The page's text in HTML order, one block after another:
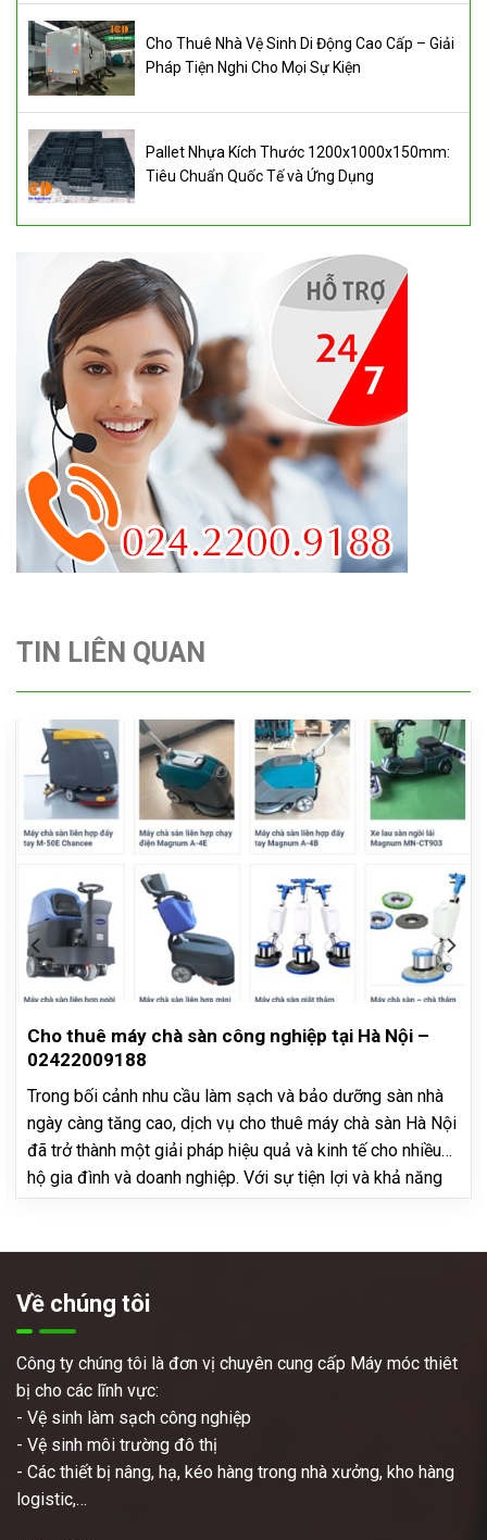
Cho Thuê Nhà Vệ Sinh Di Động Cao Cấp – Giải
Pháp Tiện Nghi Cho Mọi Sự Kiện
Pallet Nhựa Kích Thước 1200x1000x150mm:
Tiêu Chuẩn Quốc Tế và Ứng Dụng
TIN LIÊN QUAN
Cho thuê máy chà sàn công nghiệp tại Hà Nội –
02422009188
Trong bối cảnh nhu cầu làm sạch và bảo dưỡng sàn nhà
ngày càng tăng cao, dịch vụ cho thuê máy chà sàn Hà Nội
đã trở thành một giải pháp hiệu quả và kinh tế cho nhiều
hộ gia đình và doanh nghiệp. Với sự tiện lợi và khả năng
làm sạch vượt trội,…
Về chúng tôi
Công ty chúng tôi là đơn vị chuyên cung cấp Máy móc thiêt
bị cho các lĩnh vực:
- Vệ sinh làm sạch công nghiệp
- Vệ sinh môi trường đô thị
- Các thiết bị nâng, hạ, kéo hàng trong nhà xưởng, kho hàng
logistic,…